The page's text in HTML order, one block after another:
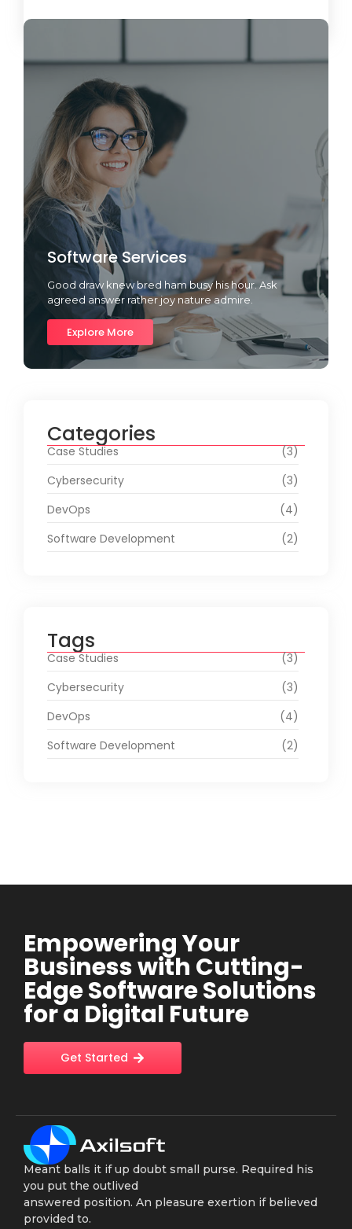
Software Services
Good draw knew bred ham busy his hour. Ask
agreed answer rather joy nature admire.
Explore More
Categories
Case Studies
(3)
Cybersecurity
(3)
DevOps
(4)
Software Development
(2)
Tags
Case Studies
(3)
Cybersecurity
(3)
DevOps
(4)
Software Development
(2)
Empowering Your
Business with Cutting-
Edge Software Solutions
for a Digital Future
Get Started
Meant balls it if up doubt small purse. Required his
you put the outlived
answered position. An pleasure exertion if believed
provided to.